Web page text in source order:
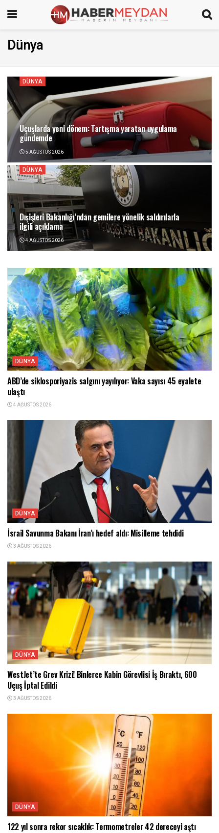
Dünya
DÜNYA
Uçuşlarda yeni dönem: Tartışma yaratan uygulama
gündemde
5 AĞUSTOS 2026
DÜNYA
Dışişleri Bakanlığı’ndan gemilere yönelik saldırılarla
ilgili açıklama
4 AĞUSTOS 2026
DÜNYA
ABD’de siklosporiyazis salgını yayılıyor: Vaka sayısı 45 eyalete
ulaştı
4 AĞUSTOS 2026
DÜNYA
İsrail Savunma Bakanı İran’ı hedef aldı: Misilleme tehdidi
3 AĞUSTOS 2026
DÜNYA
WestJet’te Grev Krizi! Binlerce Kabin Görevlisi İş Bıraktı, 600
Uçuş İptal Edildi
3 AĞUSTOS 2026
DÜNYA
122 yıl sonra rekor sıcaklık: Termometreler 42 dereceyi aştı